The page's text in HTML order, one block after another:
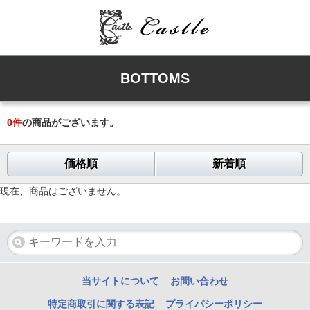
BOTTOMS
0件の商品がございます。
価格順 新着順
現在、商品はございません。
当サイトについて お問い合わせ
特定商取引に関する表記 プライバシーポリシー